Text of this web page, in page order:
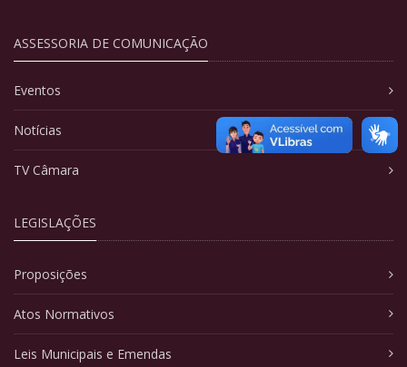
ASSESSORIA DE COMUNICAÇÃO
Eventos
Notícias
TV Câmara
LEGISLAÇÕES
Proposições
Atos Normativos
Leis Municipais e Emendas